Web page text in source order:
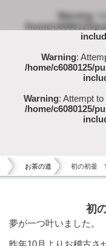
Warning:
/home/c6080125/
Warning:
/home/c6080125/
Warning: Attempt
/home/c6080125/
お茶の道 初の初釜
初
夢が一つ叶いました。
昨年10月よりお稽古さ